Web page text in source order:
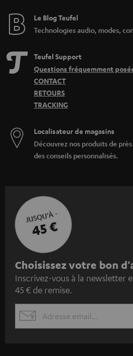
Le Blog Teufel
Technologies audio, modes,
Teufel Support
Questions fréquemment
CONTACT
RETOURS
TRACKING
Localisateur de magasins
Découvrez nos produits de
des conseils personnalisés.
JUSQU'À -
45 €
I
n
s
c
r
Choisissez votre bon
Inscrivez-vous à la newsletter
45 € de remise.
EMAIL